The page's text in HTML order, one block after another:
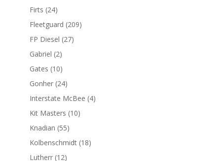
Firts 2424
productos
Fleetguard 209209
FP Diesel 2727
Gabriel 22
productos
Gates 1010
productos
Gonher 2424
productos
Interstate McBee 44
Kit Masters 1010
Knadian 5555
productos
Kolbenschmidt 1818
Lutherr 1212